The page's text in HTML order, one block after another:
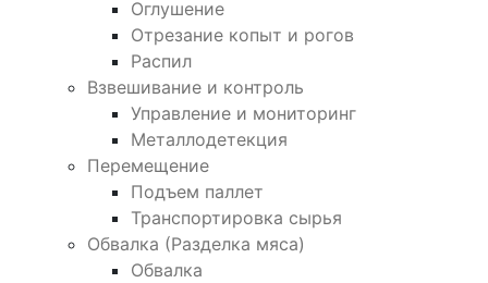
Оглушение
Отрезание копыт и рогов
Распил
Взвешивание и контроль
Управление и мониторинг
Металлодетекция
Перемещение
Подъем паллет
Транспортировка сырья
Обвалка (Разделка мяса)
Обвалка